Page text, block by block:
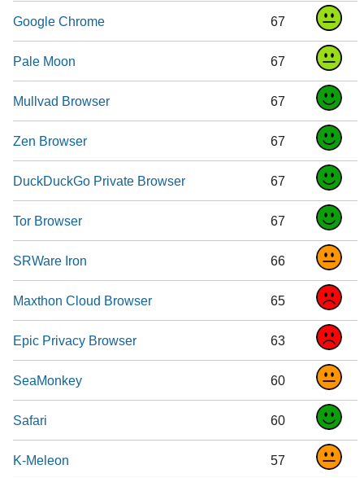
Google Chrome 67
Pale Moon 67
Mullvad Browser 67
Zen Browser 67
DuckDuckGo Private Browser 67
Tor Browser 67
SRWare Iron 66
Maxthon Cloud Browser 65
Epic Privacy Browser 63
SeaMonkey 60
Safari 60
K-Meleon 57